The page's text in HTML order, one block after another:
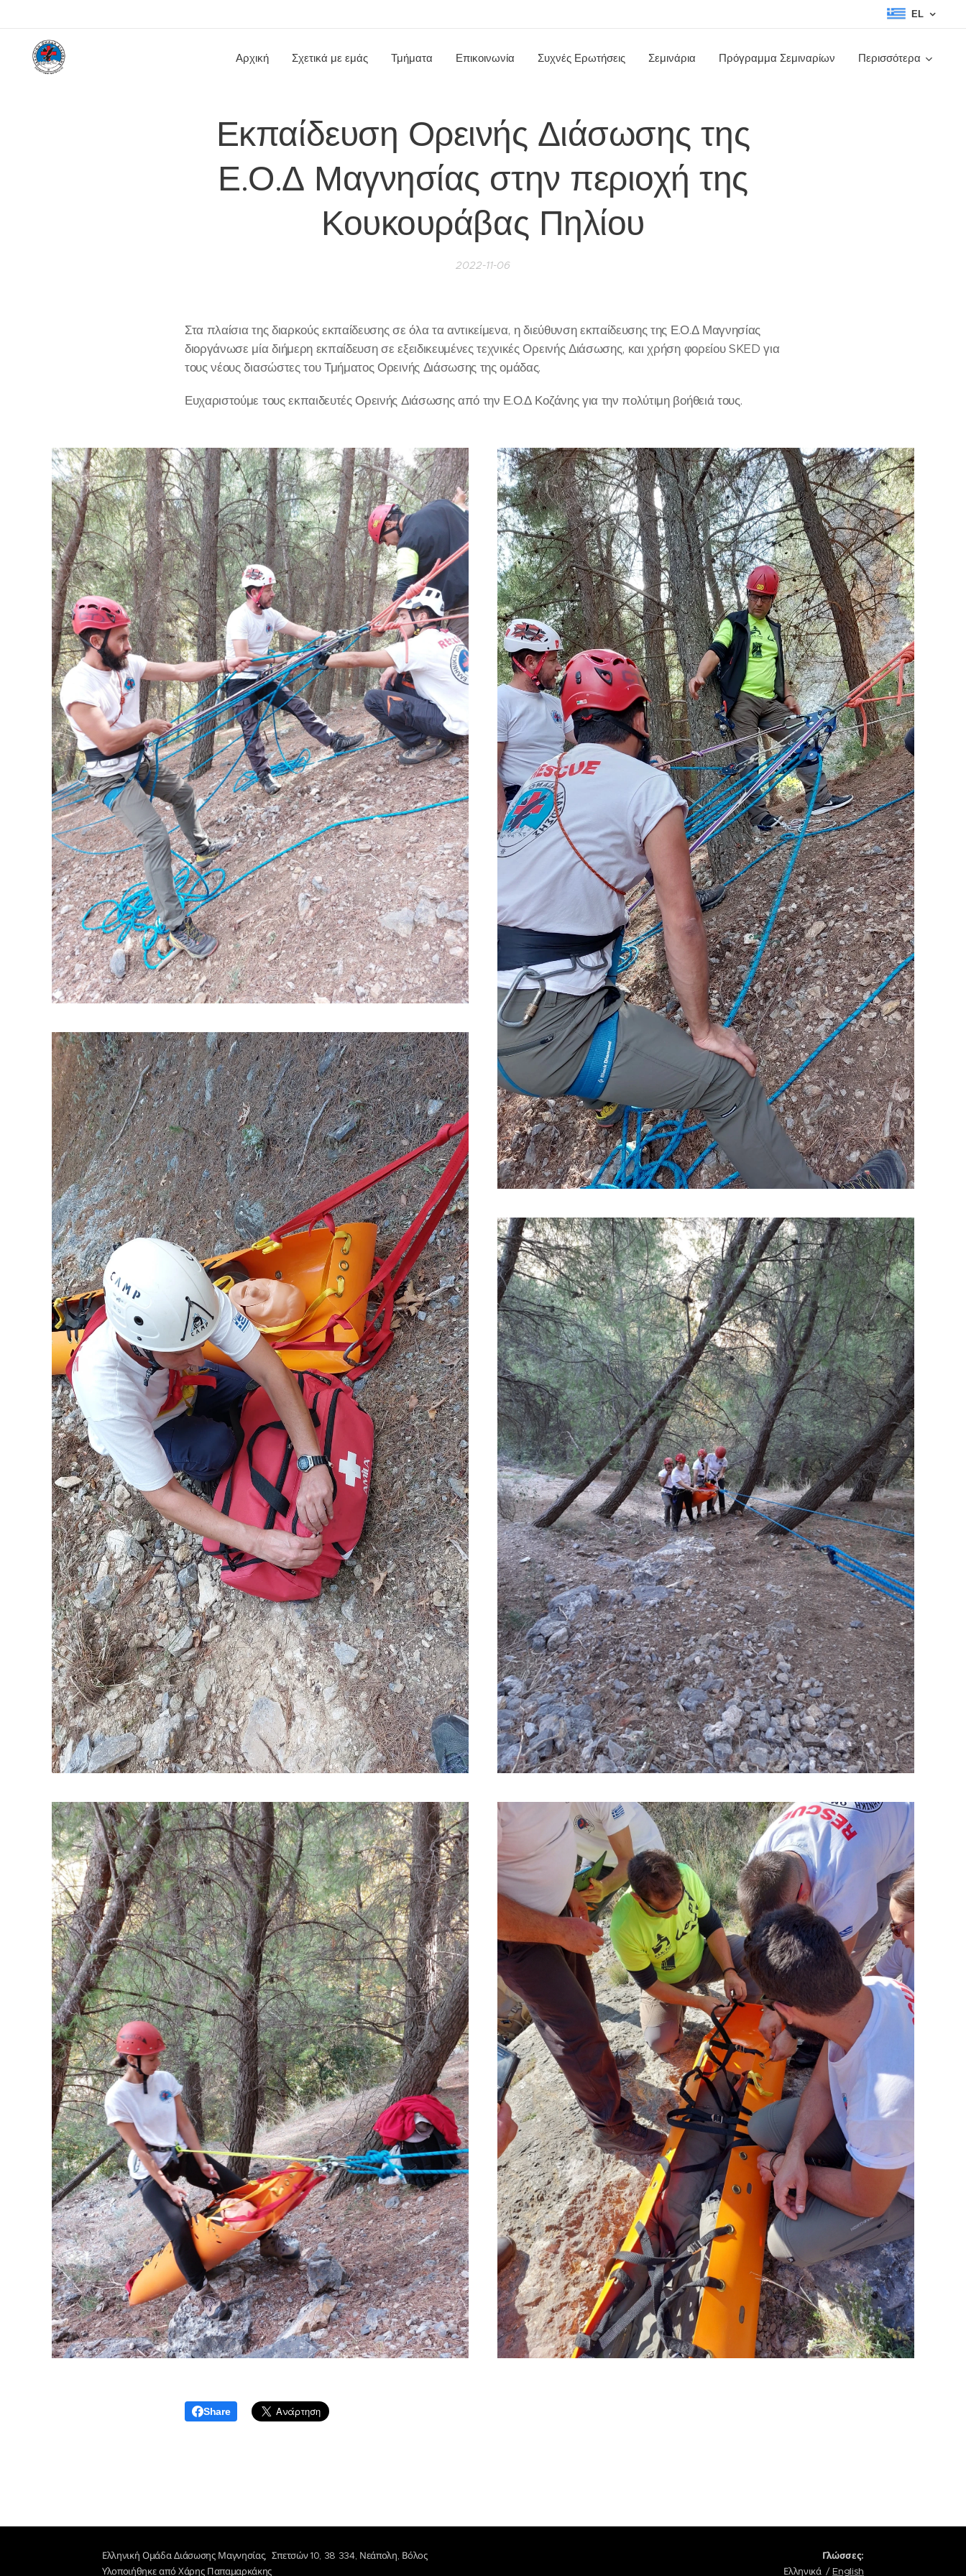
EL
Αρχική Σχετικά με εμάς Τμήματα Επικοινωνία Συχνές Ερωτήσεις Σεμινάρια Πρόγραμμα Σεμιναρίων Περισσότερα
Εκπαίδευση Ορεινής Διάσωσης της
Ε.Ο.Δ Μαγνησίας στην περιοχή της
Κουκουράβας Πηλίου
2022-11-06
Στα πλαίσια της διαρκούς εκπαίδευσης σε όλα τα αντικείμενα, η διεύθυνση εκπαίδευσης της Ε.Ο.Δ Μαγνησίας
διοργάνωσε μία διήμερη εκπαίδευση σε εξειδικευμένες τεχνικές Ορεινής Διάσωσης, και χρήση φορείου SKED για
τους νέους διασώστες του Τμήματος Ορεινής Διάσωσης της ομάδας.
Ευχαριστούμε τους εκπαιδευτές Ορεινής Διάσωσης από την Ε.Ο.Δ Κοζάνης για την πολύτιμη βοήθειά τους.
Share
Ελληνική Ομάδα Διάσωσης Μαγνησίας, Σπετσών 10, 38 334, Νεάπολη, Βόλος
Υλοποιήθηκε από Χάρης Παπαμαρκάκης
Γλώσσες
Ελληνικά
English